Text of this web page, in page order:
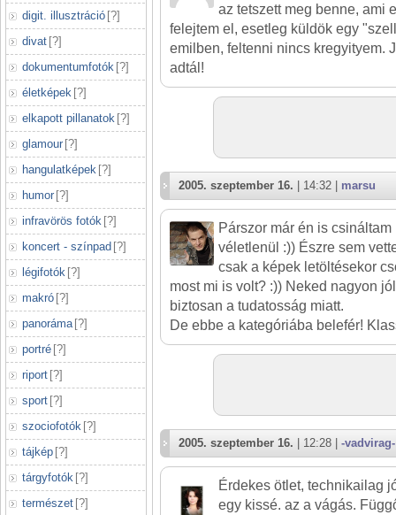
digit. illusztráció [?]
divat [?]
dokumentumfotók [?]
életképek [?]
elkapott pillanatok [?]
glamour [?]
hangulatképek [?]
humor [?]
infravörös fotók [?]
koncert - színpad [?]
légifotók [?]
makró [?]
panoráma [?]
portré [?]
riport [?]
sport [?]
szociofotók [?]
tájkép [?]
tárgyfotók [?]
természet [?]
az tetszett meg benne, ami
felejtem el, esetleg küldök egy
emilben, feltenni nincs kregyityem.
adtál!
2005. szeptember 16. | 14:32 | marsu
Párszor már én is
véletlenül :)) Észre sem
csak a képek letöltésekor
most mi is volt? :)) Neked nagyon
biztosan a tudatosság miatt.
De ebbe a kategóriába belefér!
2005. szeptember 16. | 12:28 | -vadvirag-
Érdekes ötlet, technikailag
egy kissé. az a vágás.